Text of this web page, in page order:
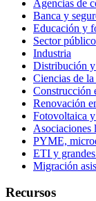
Agencias de
Banca y
Educación y
Sector público
Industria
Distribución
Ciencias de
Construcción
Renovación
Fotovoltaica
Asociaciones
PYME,
ETI y grandes
Migración
Recursos